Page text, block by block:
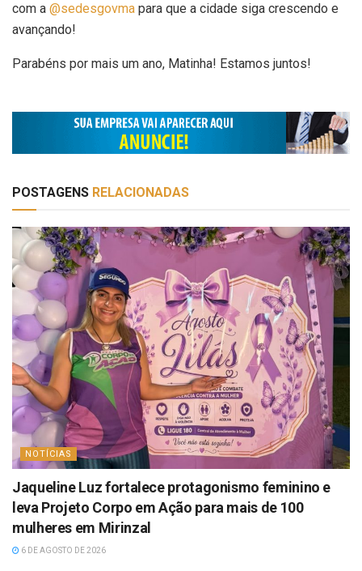
com a @sedesgovma para que a cidade siga crescendo e
avançando!
Parabéns por mais um ano, Matinha! Estamos juntos!
POSTAGENS RELACIONADAS
NOTÍCIAS
Jaqueline Luz fortalece protagonismo feminino e
leva Projeto Corpo em Ação para mais de 100
mulheres em Mirinzal
6 DE AGOSTO DE 2026